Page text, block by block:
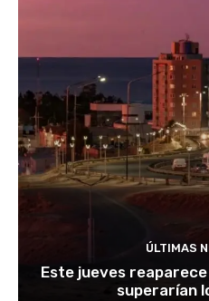
ÚLTIMAS
Este jueves
superarían